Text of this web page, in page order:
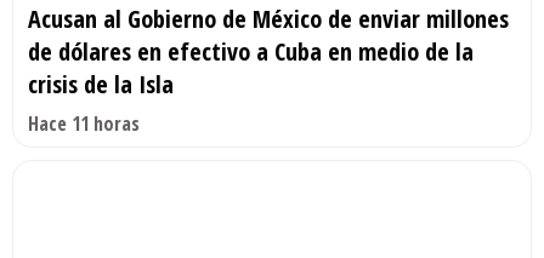
Acusan al Gobierno de México de enviar millones
de dólares en efectivo a Cuba en medio de la
crisis de la Isla
Hace 11 horas